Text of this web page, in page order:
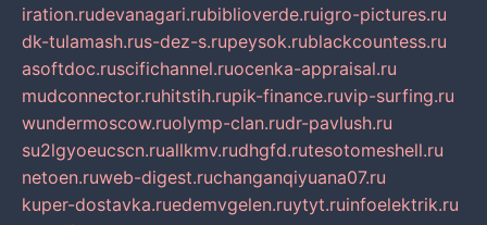
iration.rudevanagari.rubiblioverde.ruigro-pictures.ru
dk-tulamash.rus-dez-s.rupeysok.rublackcountess.ru
asoftdoc.ruscifichannel.ruocenka-appraisal.ru
mudconnector.ruhitstih.rupik-finance.ruvip-surfing.ru
wundermoscow.ruolymp-clan.rudr-pavlush.ru
su2lgyoeucscn.ruallkmv.rudhgfd.rutesotomeshell.ru
netoen.ruweb-digest.ruchanganqiyuana07.ru
kuper-dostavka.ruedemvgelen.ruytyt.ruinfoelektrik.ru